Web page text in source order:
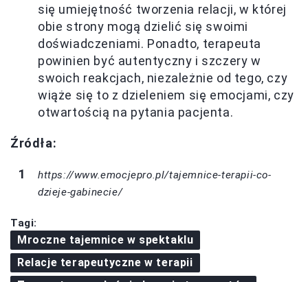
się umiejętność tworzenia relacji, w której
obie strony mogą dzielić się swoimi
doświadczeniami. Ponadto, terapeuta
powinien być autentyczny i szczery w
swoich reakcjach, niezależnie od tego, czy
wiąże się to z dzieleniem się emocjami, czy
otwartością na pytania pacjenta.
Źródła:
https://www.emocjepro.pl/tajemnice-terapii-co-
dzieje-gabinecie/
Tagi:
Mroczne tajemnice w spektaklu
Relacje terapeutyczne w terapii